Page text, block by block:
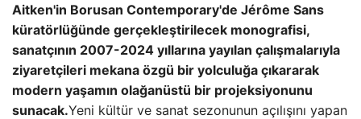
Aitken'in Borusan Contemporary'de Jérôme Sans
küratörlüğünde gerçekleştirilecek monografisi,
sanatçının 2007-2024 yıllarına yayılan çalışmalarıyla
ziyaretçileri mekana özgü bir yolculuğa çıkararak
modern yaşamın olağanüstü bir projeksiyonunu
sunacak.Yeni kültür ve sanat sezonunun açılışını yapan